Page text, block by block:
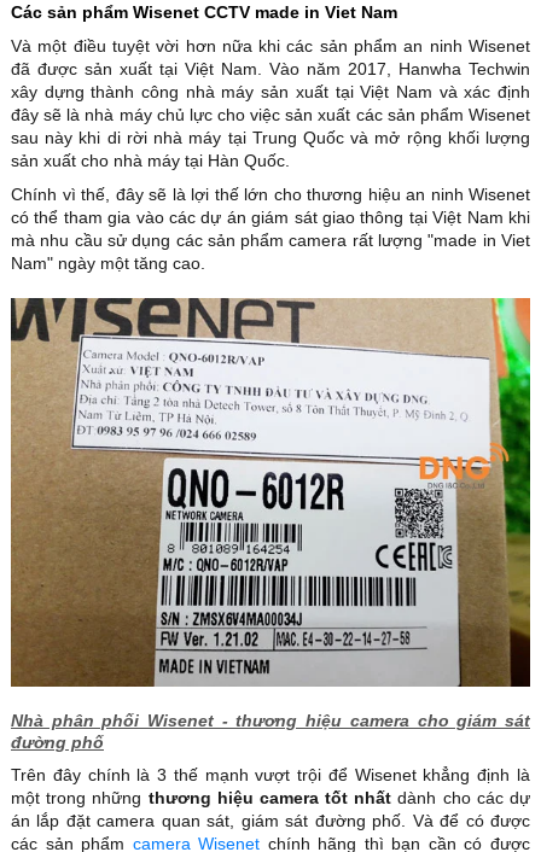
Các sản phẩm Wisenet CCTV made in Viet Nam
Và một điều tuyệt vời hơn nữa khi các sản phẩm an ninh Wisenet
đã được sản xuất tại Việt Nam. Vào năm 2017, Hanwha Techwin
xây dựng thành công nhà máy sản xuất tại Việt Nam và xác định
đây sẽ là nhà máy chủ lực cho việc sản xuất các sản phẩm Wisenet
sau này khi di rời nhà máy tại Trung Quốc và mở rộng khối lượng
sản xuất cho nhà máy tại Hàn Quốc.
Chính vì thế, đây sẽ là lợi thế lớn cho thương hiệu an ninh Wisenet
có thể tham gia vào các dự án giám sát giao thông tại Việt Nam khi
mà nhu cầu sử dụng các sản phẩm camera rất lượng "made in Viet
Nam" ngày một tăng cao.
Nhà phân phối Wisenet - thương hiệu camera cho giám sát
đường phố
Trên đây chính là 3 thế mạnh vượt trội để Wisenet khẳng định là
một trong những thương hiệu camera tốt nhấtdành cho các dự
án lắp đặt camera quan sát, giám sát đường phố. Và để có được
các sản phẩm camera Wisenet chính hãng thì bạn cần có được